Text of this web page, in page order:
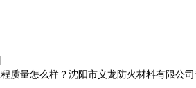
|
质量怎么样？沈阳市义龙防火材料有限